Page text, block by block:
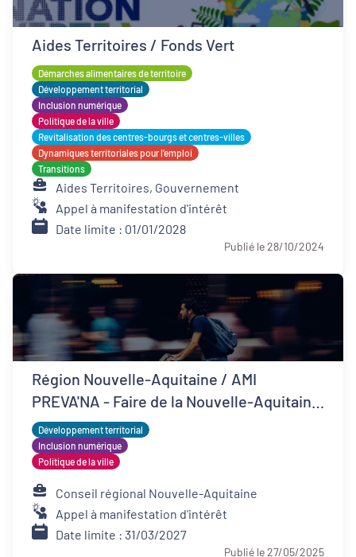
Aides Territoires / Fonds Vert
Démarches alimentaires de territoire
Développement territorial
Inclusion numérique
Politique de la ville
Revitalisation des centres-bourgs et centres-villes
Dynamiques territoriales pour l’emploi
Transitions
Aides Territoires, Gouvernement
Appel à manifestation d'intérêt
Date limite : 01/01/2028
Publié le 28/10/2024
Région Nouvelle-Aquitaine / AMI
PREVA'NA - Faire de la Nouvelle-Aquitaine
un territoire de bonne santé
Développement territorial
Inclusion numérique
Politique de la ville
Conseil régional Nouvelle-Aquitaine
Appel à manifestation d'intérêt
Date limite : 31/03/2027
Publié le 27/05/2025